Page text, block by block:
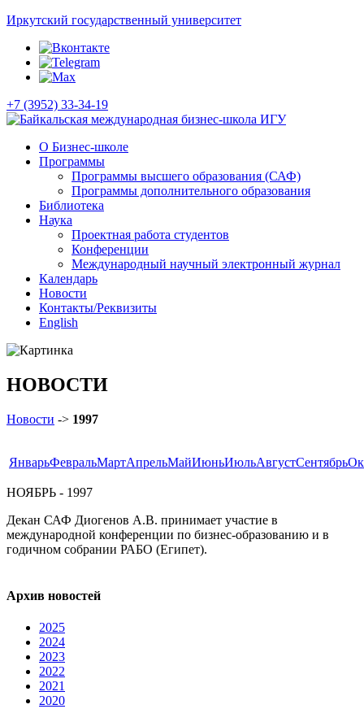
Иркутский государственный университет
+7 (3952) 33-34-19
О Бизнес-школе
Программы
Программы высшего образования (САФ)
Программы дополнительного образования
Библиотека
Наука
Проектная работа студентов
Конференции
Международный научный электронный журнал
Календарь
Новости
Контакты/Реквизиты
English
НОВОСТИ
Новости -> 1997
ЯнварьФевральМартАпрельМайИюньИюльАвгустСентябрь
НОЯБРЬ - 1997
Декан САФ Диогенов А.В. принимает участие в
международной конференции по бизнес-образованию и в
годичном собрании РАБО (Египет).
Архив новостей
2025
2024
2023
2022
2021
2020